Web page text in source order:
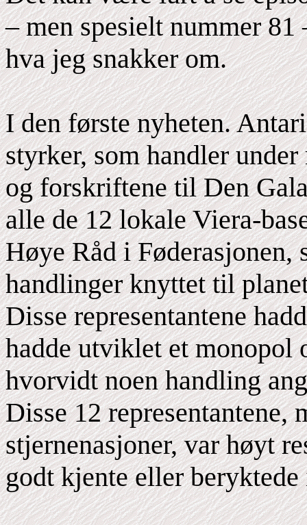
– men spesielt nummer
hva jeg snakker om.
I den første nyheten.
styrker, som handler
og forskriftene til Den
alle de 12 lokale Viera-
Høye Råd i
handlinger knyttet til
Disse representantene
hadde utviklet et monopol
hvorvidt noen handling
Disse 12 representantene,
stjernenasjoner, var høyt
godt kjente eller